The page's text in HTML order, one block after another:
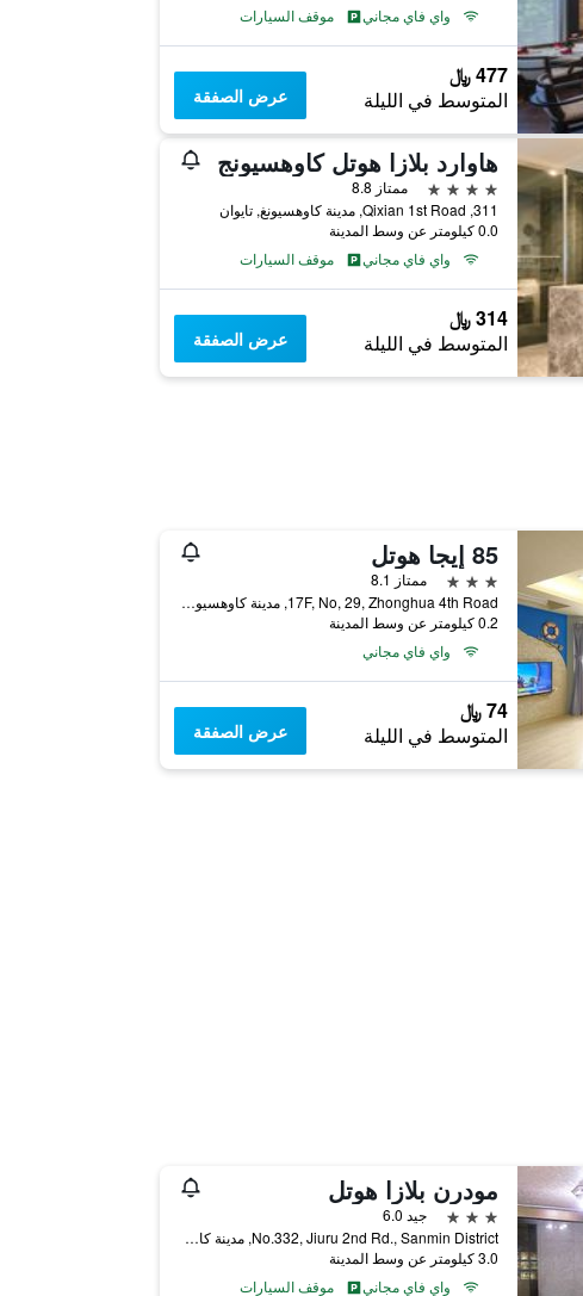
واي فاي مجاني
موقف السيارات
477 ﷼
المتوسط في الليلة عرض الصفقة
هاوارد بلازا هوتل كاوهسيونج
4 نجوم
ممتاز 8.8
311, Qixian 1st Road, مدينة كاوهسيونغ, تايوان
0.0 كيلومتر عن وسط المدينة
واي فاي مجاني
موقف السيارات
314 ﷼
المتوسط في الليلة عرض الصفقة
85 إيجا هوتل
3 نجوم
ممتاز 8.1
17F, No, 29, Zhonghua 4th Road, مدينة كاوهسيونغ, تايوان
0.2 كيلومتر عن وسط المدينة
واي فاي مجاني
74 ﷼
المتوسط في الليلة عرض الصفقة
مودرن بلازا هوتل
3 نجوم
جيد 6.0
No.332, Jiuru 2nd Rd., Sanmin District, مدينة كاوهسيونغ, تايوان
3.0 كيلومتر عن وسط المدينة
واي فاي مجاني
موقف السيارات